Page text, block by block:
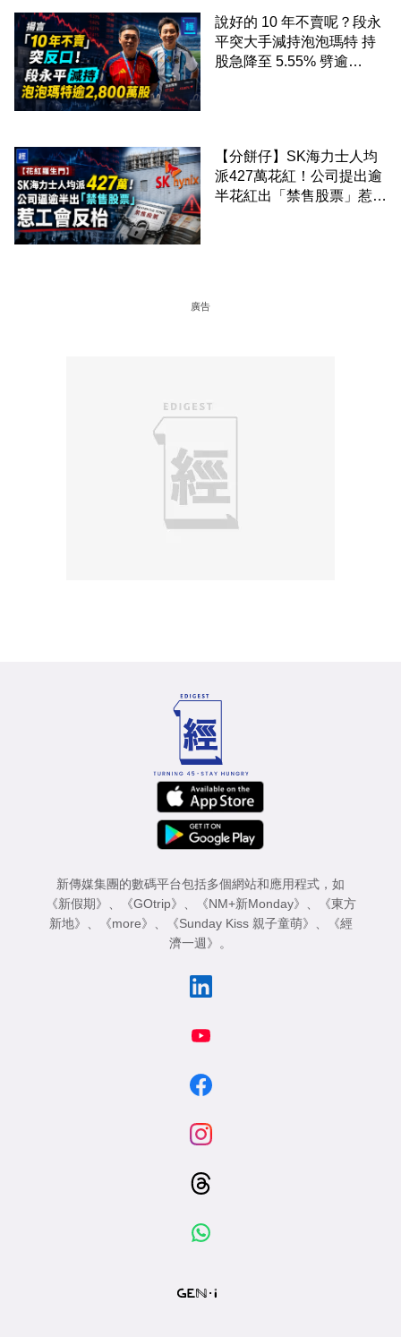
說好的 10 年不賣呢？段永
平突大手減持泡泡瑪特 持
股急降至 5.55% 劈逾
【分餅仔】SK海力士人均
派427萬花紅！公司提出逾
半花紅出「禁售股票」惹工
廣告
新傳媒集團的數碼平台包括多個網站和應用程式，如
《新假期》
《GOtrip》 《NM+新Monday》
《東方
新地》
《more》 《Sunday Kiss 親子童萌》
《經
濟一週》
。